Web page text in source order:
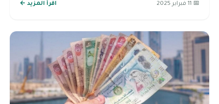
📅 11 فبراير 2025 اقرأ المزيد ←